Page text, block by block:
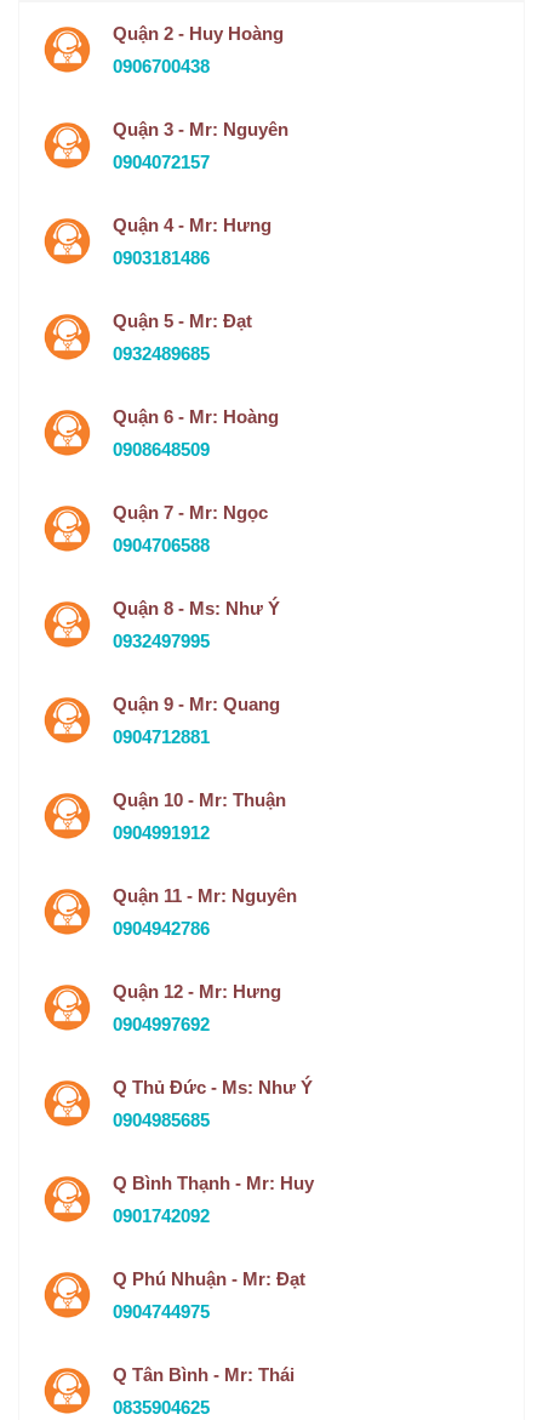
Quận 2 - Huy Hoàng
0906700438
Quận 3 - Mr: Nguyên
0904072157
Quận 4 - Mr: Hưng
0903181486
Quận 5 - Mr: Đạt
0932489685
Quận 6 - Mr: Hoàng
0908648509
Quận 7 - Mr: Ngọc
0904706588
Quận 8 - Ms: Như Ý
0932497995
Quận 9 - Mr: Quang
0904712881
Quận 10 - Mr: Thuận
0904991912
Quận 11 - Mr: Nguyên
0904942786
Quận 12 - Mr: Hưng
0904997692
Q Thủ Đức - Ms: Như Ý
0904985685
Q Bình Thạnh - Mr: Huy
0901742092
Q Phú Nhuận - Mr: Đạt
0904744975
Q Tân Bình - Mr: Thái
0835904625